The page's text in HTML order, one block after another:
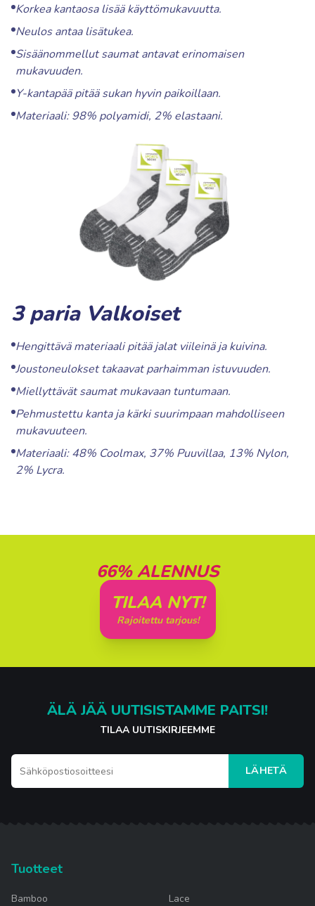
Korkea kantaosa lisää käyttömukavuutta.
Neulos antaa lisätukea.
Sisäänommellut saumat antavat erinomaisen
mukavuuden.
Y-kantapää pitää sukan hyvin paikoillaan.
Materiaali: 98% polyamidi, 2% elastaani.
3 paria Valkoiset
Hengittävä materiaali pitää jalat viileinä ja kuivina.
Joustoneulokset takaavat parhaimman istuvuuden.
Miellyttävät saumat mukavaan tuntumaan.
Pehmustettu kanta ja kärki suurimpaan mahdolliseen
mukavuuteen.
Materiaali: 48% Coolmax, 37% Puuvillaa, 13% Nylon,
2% Lycra.
66% ALENNUS
TILAA NYT!
Rajoitettu tarjous!
ÄLÄ JÄÄ UUTISISTAMME PAITSI!
TILAA UUTISKIRJEEMME
LÄHETÄ
Tuotteet
Bamboo
Lace